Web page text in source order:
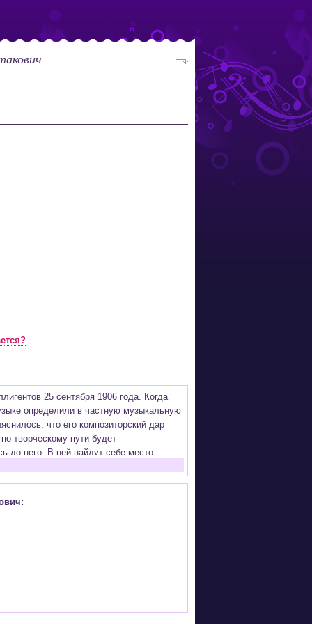
25 сентября 1906 года. Когда
определили в частную музыкальную
что его композиторский дар
творческому пути будет
до него. В ней найдут себе место
власти нужен не любой художник,
его сочинения не решался исполнять
отцом и мужем) писал музыку
в юности, когда студент
его жена, и второй раз, когда его
беспартийной, и правительство